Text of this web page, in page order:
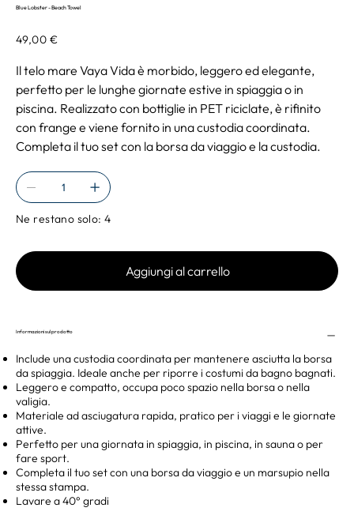
Blue Lobster - Beach Towel
Prezzo
49,00 €
Il telo mare Vaya Vida è morbido, leggero ed elegante,
perfetto per le lunghe giornate estive in spiaggia o in
piscina. Realizzato con bottiglie in PET riciclate, è rifinito
con frange e viene fornito in una custodia coordinata.
Completa il tuo set con la borsa da viaggio e la custodia.
Ne restano solo: 4
Aggiungi al carrello
Informazioni sul prodotto
Include una custodia coordinata per mantenere asciutta la borsa
da spiaggia. Ideale anche per riporre i costumi da bagno bagnati.
Leggero e compatto, occupa poco spazio nella borsa o nella
valigia.
Materiale ad asciugatura rapida, pratico per i viaggi e le giornate
attive.
Perfetto per una giornata in spiaggia, in piscina, in sauna o per
fare sport.
Completa il tuo set con una borsa da viaggio e un marsupio nella
stessa stampa.
Lavare a 40° gradi